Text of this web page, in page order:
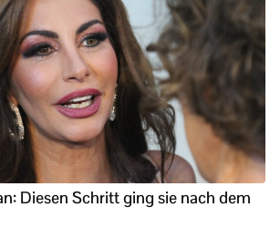
Diesen Schritt ging sie nach dem